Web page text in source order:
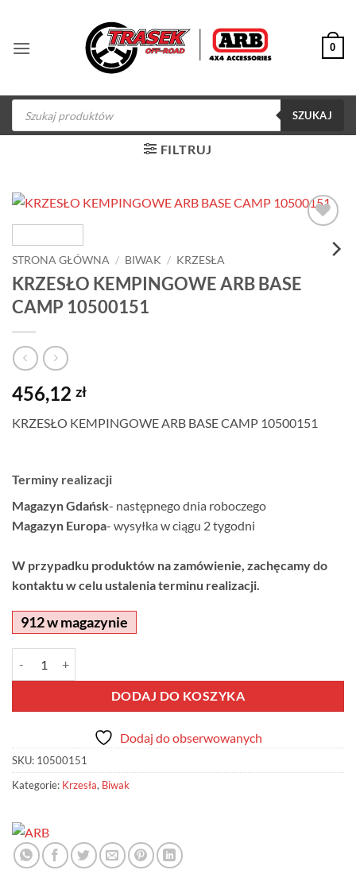
zawartości
0
Wyszukiwarka
produktów
SZUKAJ
FILTRUJ
obserwowanych
STRONA GŁÓWNA / BIWAK / KRZESŁA
KRZESŁO KEMPINGOWE ARB BASE
CAMP 10500151
456,12 zł
KRZESŁO KEMPINGOWE ARB BASE CAMP 10500151
Terminy realizacji
Magazyn Gdańsk- następnego dnia roboczego
Magazyn Europa- wysyłka w ciągu 2 tygodni
W przypadku produktów na zamówienie, zachęcamy do
kontaktu w celu ustalenia terminu realizacji.
912 w magazynie
DODAJ DO KOSZYKA
Alternative:
Dodaj do obserwowanych
SKU: 10500151
Kategorie: Krzesła, Biwak